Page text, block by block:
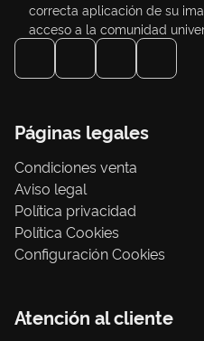
correcta aplicación de su
acceso a la comunidad
Páginas legales
Condiciones venta
Aviso legal
Política privacidad
Política Cookies
Configuración Cookies
Atención al cliente